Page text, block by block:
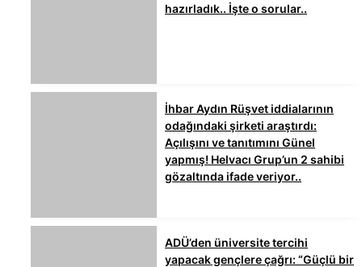
hazırladık.. İşte o sorular..
İhbar Aydın Rüşvet iddialarının
odağındaki şirketi araştırdı:
Açılışını ve tanıtımını Günel
yapmış! Helvacı Grup’un 2 sahibi
gözaltında ifade veriyor..
ADÜ’den üniversite tercihi
yapacak gençlere çağrı: “Güçlü bir